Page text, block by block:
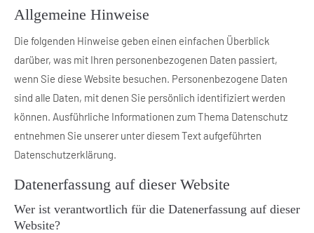
Mon - Fri 8:00am - 5:00pm(GMT +1)
Get in touch
Cybersteel Inc.
376-293 City Road, Suite 600
San Francisco, CA 94102
Have any questions?
+44 1234 567 890
Drop us a line
info@yourdomain.com
Allgemeine Hinweise
Die folgenden Hinweise geben einen einfachen Überblick
darüber, was mit Ihren personenbezogenen Daten passiert,
wenn Sie diese Website besuchen. Personenbezogene Daten
sind alle Daten, mit denen Sie persönlich identifiziert werden
können. Ausführliche Informationen zum Thema Datenschutz
entnehmen Sie unserer unter diesem Text aufgeführten
Datenschutzerklärung.
Datenerfassung auf dieser Website
Wer ist verantwortlich für die Datenerfassung auf dieser
Website?